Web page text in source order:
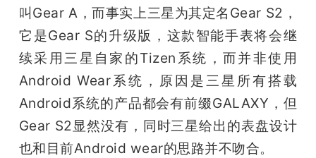
心
GAIR
叫Gear A，而事实上三星为其定名Gear S2，
它是Gear S的升级版，这款智能手表将会继
续采用三星自家的Tizen系统，而并非使用
Android Wear系统，原因是三星所有搭载
Android系统的产品都会有前缀GALAXY，但
Gear S2显然没有，同时三星给出的表盘设计
也和目前Android wear的思路并不吻合。